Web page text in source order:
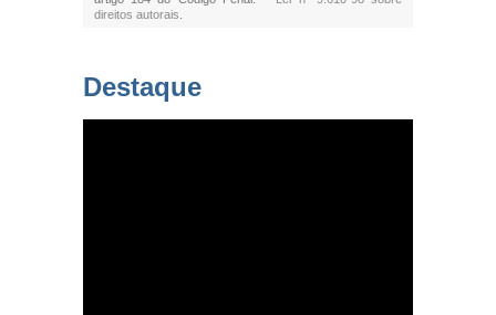
direitos autorais
Destaque